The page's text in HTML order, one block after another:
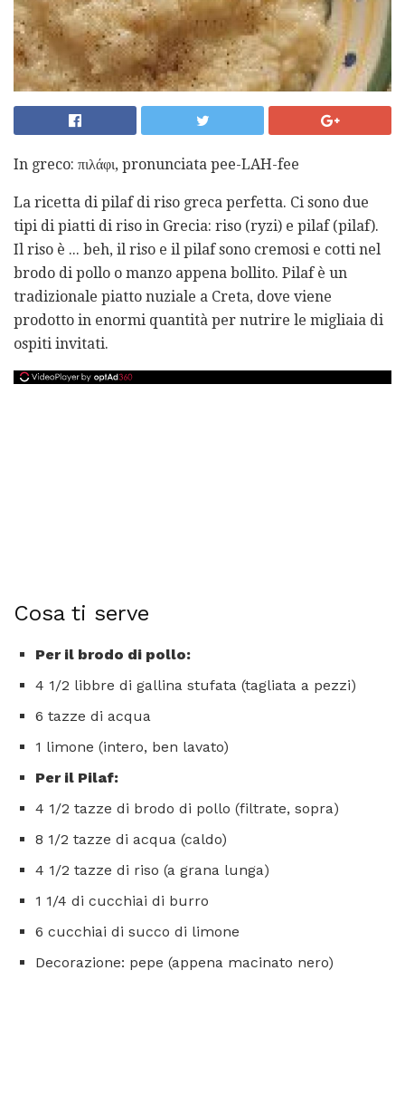
In greco: πιλάφι, pronunciata pee-LAH-fee
La ricetta di pilaf di riso greca perfetta. Ci sono due
tipi di piatti di riso in Grecia: riso (ryzi) e pilaf (pilaf).
Il riso è ... beh, il riso e il pilaf sono cremosi e cotti nel
brodo di pollo o manzo appena bollito. Pilaf è un
tradizionale piatto nuziale a Creta, dove viene
prodotto in enormi quantità per nutrire le migliaia di
ospiti invitati.
Cosa ti serve
Per il brodo di pollo:
4 1/2 libbre di gallina stufata (tagliata a pezzi)
6 tazze di acqua
1 limone (intero, ben lavato)
Per il Pilaf:
4 1/2 tazze di brodo di pollo (filtrate, sopra)
8 1/2 tazze di acqua (caldo)
4 1/2 tazze di riso (a grana lunga)
1 1/4 di cucchiai di burro
6 cucchiai di succo di limone
Decorazione: pepe (appena macinato nero)